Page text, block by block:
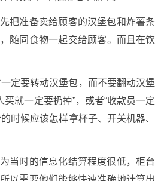
把准备卖给顾客的汉堡包和炸薯条
随同食物一起交给顾客。而且在饮
定要转动汉堡包，而不要翻动汉堡
就一定要扔掉”，或者“收款员一定
时候应该怎样拿杯子、开关机器、
当时的信息化结算程度很低，柜台